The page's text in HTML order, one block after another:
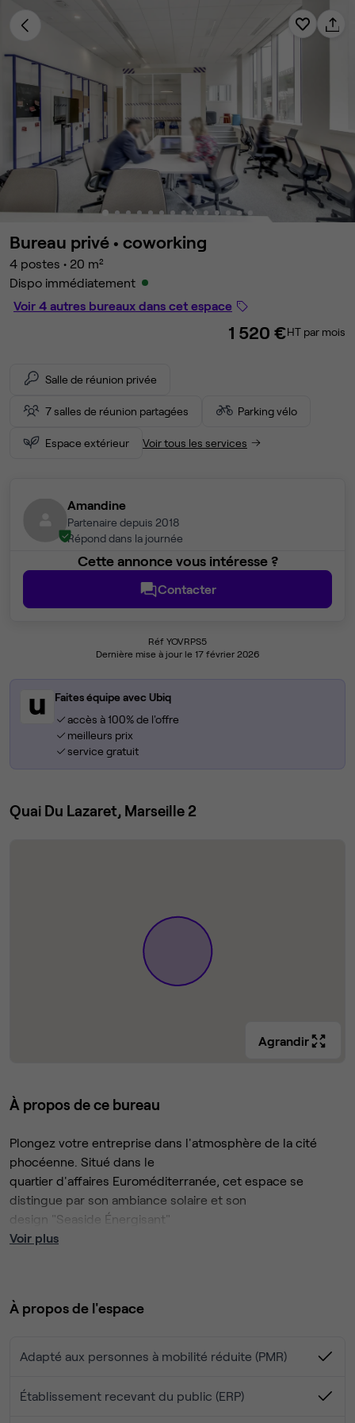
Bureau privé • coworking
4 postes • 20 m²
Dispo immédiatement
Voir 4 autres bureaux dans cet espace
1 520 €HT par mois
Salle de réunion privée
7 salles de réunion partagées Parking vélo
Espace extérieur Voir tous les services
Amandine
Partenaire depuis 2018
Répond dans la journée
Cette annonce vous intéresse ?
Contacter
Réf YOVRPS5
Dernière mise à jour le 17 février 2026
Faites équipe avec Ubiq
accès à 100% de l'offre
meilleurs prix
service gratuit
Quai Du Lazaret, Marseille 2
Agrandir
À propos de ce bureau
Plongez votre entreprise dans l'atmosphère de la cité
phocéenne. Situé dans le
quartier d'affaires Euroméditerranée, cet espace se
distingue par son ambiance solaire et son
design "Seaside Énergisant"
Il est équipé pour garantir une efficacité maximale au
4 Postes de travail dans unespace lumineux🖥️
Packreprographie inclus🖨️
Voir plus
À propos de l'espace
Adapté aux personnes à mobilité réduite (PMR)
Établissement recevant du public (ERP)